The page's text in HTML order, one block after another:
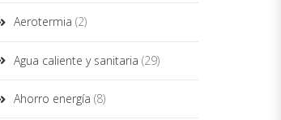
Aerotermia (2)
Agua caliente y sanitaria (29)
Ahorro energía (8)